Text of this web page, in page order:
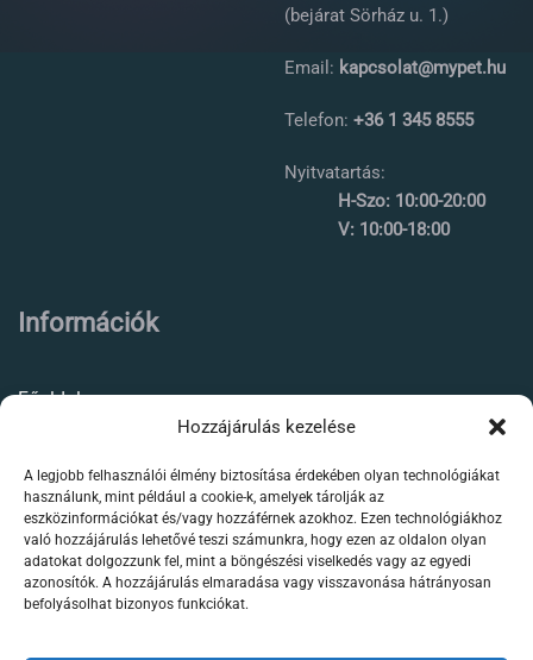
Hozzájárulás kezelése
A legjobb felhasználói élmény biztosítása érdekében olyan technológiákat
használunk, mint például a cookie-k, amelyek tárolják az
eszközinformációkat és/vagy hozzáférnek azokhoz. Ezen technológiákhoz
való hozzájárulás lehetővé teszi számunkra, hogy ezen az oldalon olyan
adatokat dolgozzunk fel, mint a böngészési viselkedés vagy az egyedi
azonosítók. A hozzájárulás elmaradása vagy visszavonása hátrányosan
befolyásolhat bizonyos funkciókat.
(bejárat Sörház u. 1.)
Email: kapcsolat@mypet.hu
Telefon: +36 1 345 8555
Nyitvatartás:
H-Szo: 10:00-20:00
V: 10:00-18:00
Információk
Főoldal
Élőállat kereskedés
Forgalmazott termékeink
Szaktanácsadás /